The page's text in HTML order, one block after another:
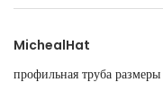
MichealHat
профильная труба размеры